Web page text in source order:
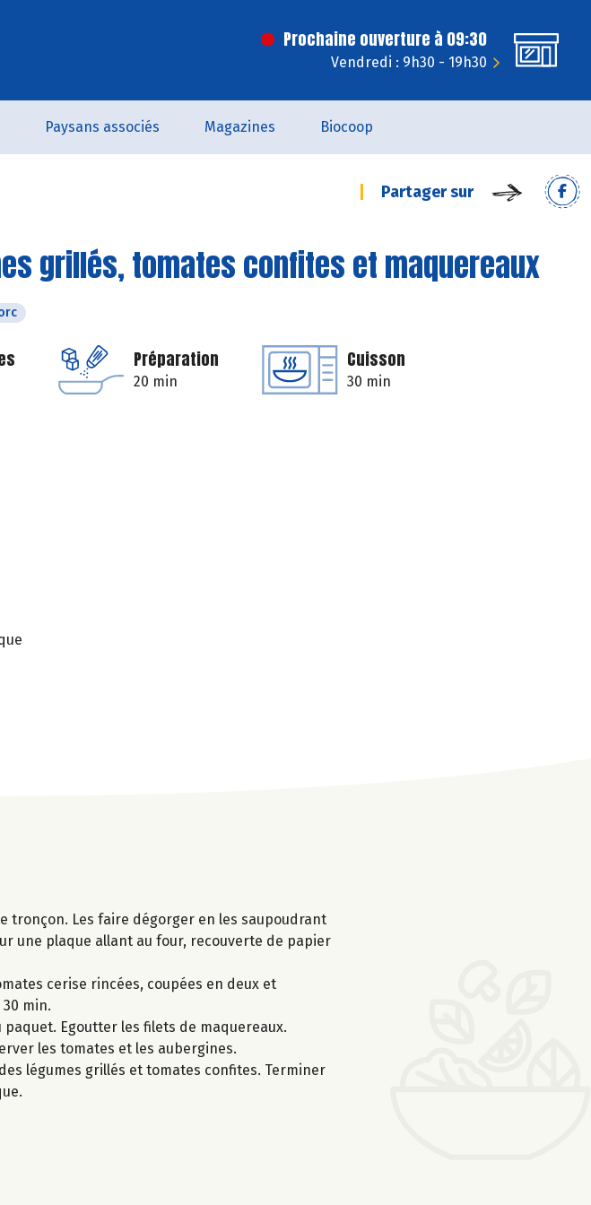
Prochaine ouverture à 09:30
Vendredi : 9h30 - 19h30
Paysans associés Magazines Biocoop
Partager sur
grillés, tomates confites et maquereaux
Préparation
20 min
Cuisson
30 min
tronçon. Les faire dégorger en les saupoudrant
une plaque allant au four, recouverte de papier
cerise rincées, coupées en deux et
min.
Egoutter les filets de maquereaux.
les tomates et les aubergines.
légumes grillés et tomates confites. Terminer